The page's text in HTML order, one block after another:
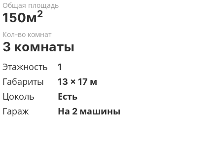
Общая площадь
150м2
Кол-во комнат
3 комнаты
Этажность
1
Габариты
13 x 17 м
Цоколь
Есть
Гараж
На 2 машины